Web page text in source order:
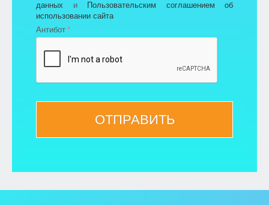
данных и
Пользовательским соглашением об
использовании сайта
Антибот
ОТПРАВИТЬ